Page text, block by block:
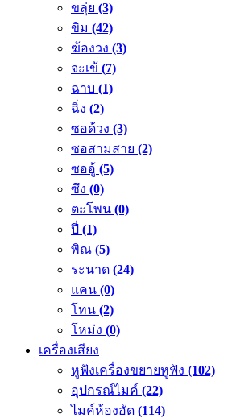
ขลุ่ย (3)
ขิม (42)
ฆ้องวง (3)
จะเข้ (7)
ฉาบ (1)
ฉิ่ง (2)
ซอด้วง (3)
ซอสามสาย (2)
ซออู้ (5)
ซึง (0)
ตะโพน (0)
ปี่ (1)
พิณ (5)
ระนาด (24)
แคน (0)
โทน (2)
โหม่ง (0)
เครื่องเสียง
หูฟังเครื่องขยายหูฟัง (102)
อุปกรณ์ไมค์ (22)
ไมค์ห้องอัด (114)